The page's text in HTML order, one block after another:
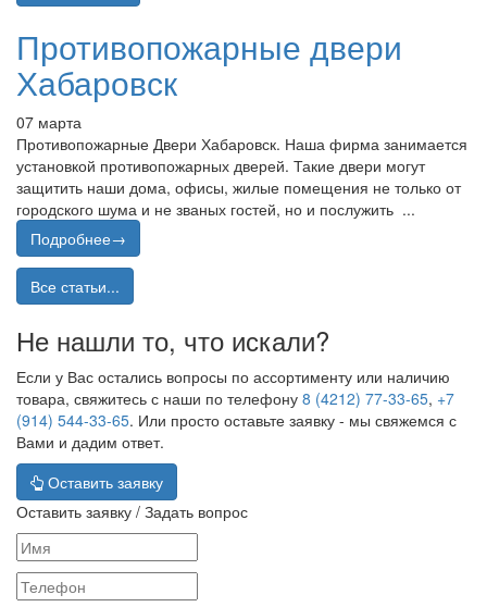
Противопожарные двери
Хабаровск
07 марта
Противопожарные Двери Хабаровск. Наша фирма занимается
установкой противопожарных дверей. Такие двери могут
защитить наши дома, офисы, жилые помещения не только от
городского шума и не званых гостей, но и послужить ...
Подробнее→
Все статьи...
Не нашли то, что искали?
Если у Вас остались вопросы по ассортименту или наличию
товара, свяжитесь с наши по телефону 8 (4212) 77-33-65, +7
(914) 544-33-65. Или просто оставьте заявку - мы свяжемся с
Вами и дадим ответ.
Оставить заявку
Оставить заявку / Задать вопрос